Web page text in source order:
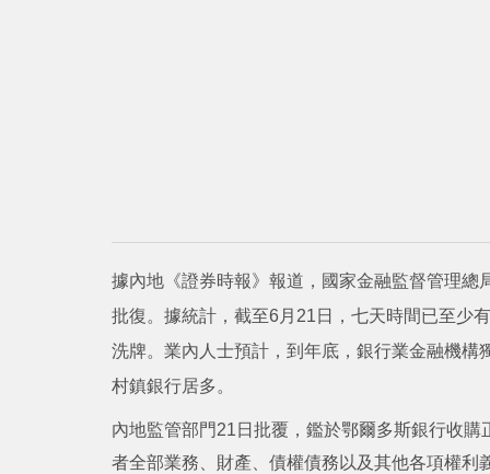
據內地《證券時報》報道，國家金融監督管理
批復。據統計，截至6月21日，七天時間已至少
洗牌。業內人士預計，到年底，銀行業金融機
村鎮銀行居多。
內地監管部門21日批覆，鑑於鄂爾多斯銀行收
者全部業務、財產、債權債務以及其他各項權